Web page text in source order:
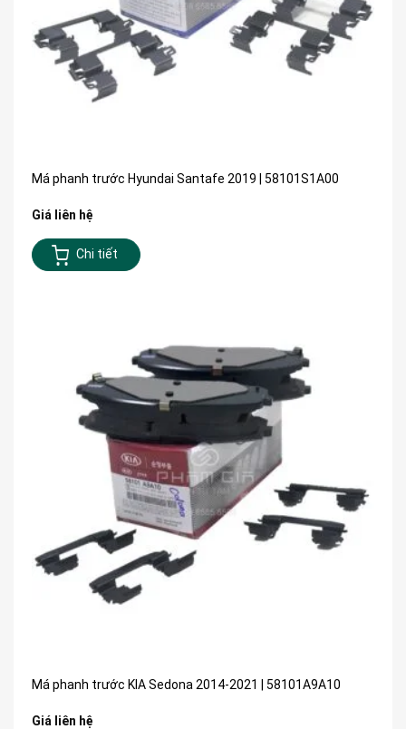
Má phanh trước Hyundai Santafe 2019 | 58101S1A00
Giá liên hệ
Chi tiết
Má phanh trước KIA Sedona 2014-2021 | 58101A9A10
Giá liên hệ